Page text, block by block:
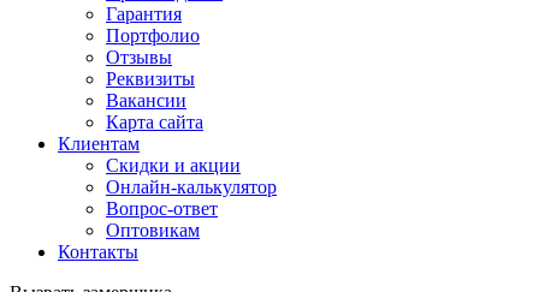
Гарантия
Портфолио
Отзывы
Реквизиты
Вакансии
Карта сайта
Клиентам
Скидки и акции
Онлайн-калькулятор
Вопрос-ответ
Оптовикам
Контакты